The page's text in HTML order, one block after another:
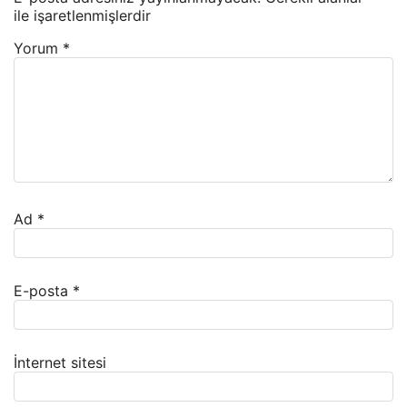
ile işaretlenmişlerdir
Yorum *
Ad *
E-posta *
İnternet sitesi